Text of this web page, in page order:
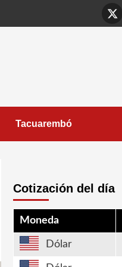
X
Tacuarembó
Cotización del día
Moneda
Dólar